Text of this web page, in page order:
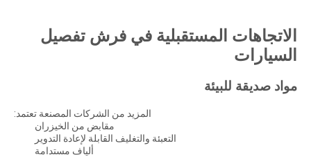
الاتجاهات المستقبلية في فرش تفصيل
السيارات
مواد صديقة للبيئة
المزيد من الشركات المصنعة تعتمد:
مقابض من الخيزران
التعبئة والتغليف القابلة لإعادة التدوير
ألياف مستدامة